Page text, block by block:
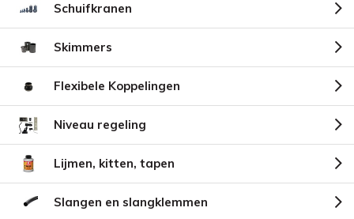
Schuifkranen
Skimmers
Flexibele Koppelingen
Niveau regeling
Lijmen, kitten, tapen
Slangen en slangklemmen